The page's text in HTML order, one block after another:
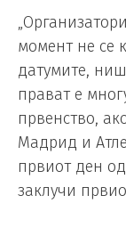
момент не се
датумите,
прават е
првенство,
Мадрид и
првиот ден
заклучи